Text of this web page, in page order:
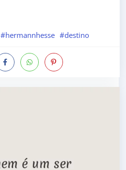
#hermannhesse #destino